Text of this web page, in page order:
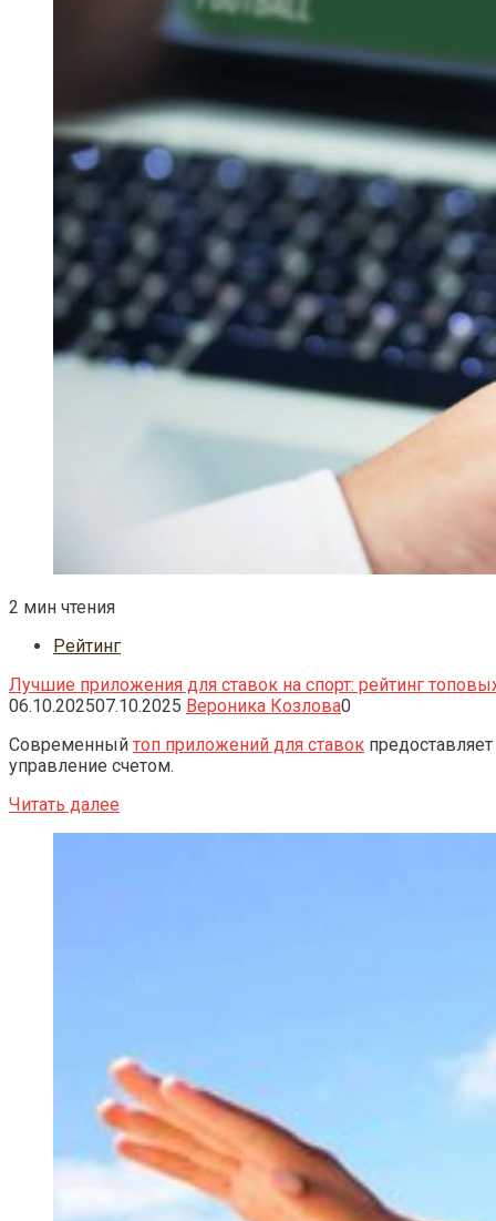
2 мин чтения
Рейтинг
Лучшие приложения для ставок на спорт: рейтинг
06.10.202507.10.2025 Вероника Козлова0
Современный топ приложений для ставок
управление счетом.
Читать далее